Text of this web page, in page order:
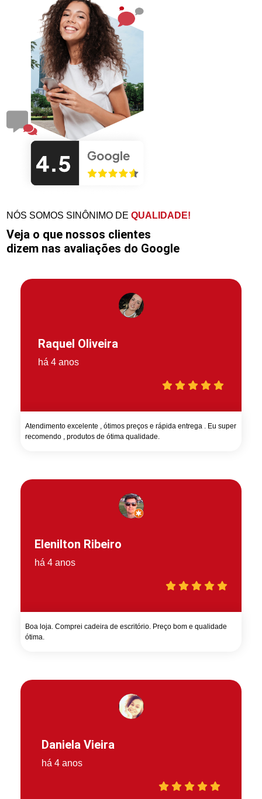
NÓS SOMOS SINÔNIMO DEQUALIDADE!
Veja o que nossos clientes
dizem nas avaliações do Google
Raquel Oliveira
há 4 anos
Atendimento excelente , ótimos preços e rápida entrega . Eu super
recomendo , produtos de ótima qualidade.
Elenilton Ribeiro
há 4 anos
Boa loja. Comprei cadeira de escritório. Preço bom e qualidade
ótima.
Daniela Vieira
há 4 anos